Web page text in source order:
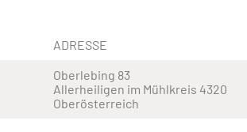
ADRESSE
Oberlebing 83
Allerheiligen im Mühlkreis 4320
Oberösterreich